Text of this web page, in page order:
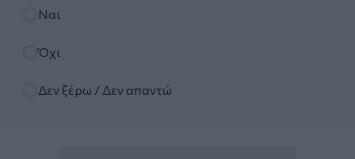
Ναι
Όχι
Δεν ξέρω / Δεν απαντώ